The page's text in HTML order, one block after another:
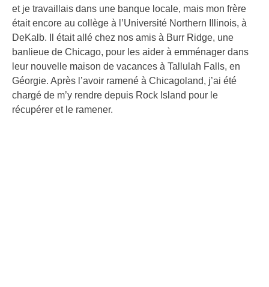
et je travaillais dans une banque locale, mais mon frère
était encore au collège à l’Université Northern Illinois, à
DeKalb. Il était allé chez nos amis à Burr Ridge, une
banlieue de Chicago, pour les aider à emménager dans
leur nouvelle maison de vacances à Tallulah Falls, en
Géorgie. Après l’avoir ramené à Chicagoland, j’ai été
chargé de m’y rendre depuis Rock Island pour le
récupérer et le ramener.